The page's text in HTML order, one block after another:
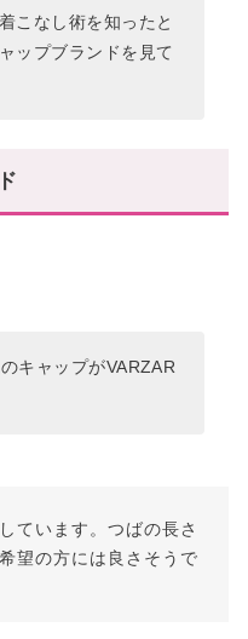
こなし術を知ったと
ップブランドを見て
キャップがVARZAR
ています。つばの長さ
望の方には良さそうで